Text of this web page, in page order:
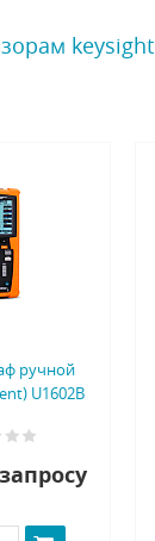
ручной
U1602B